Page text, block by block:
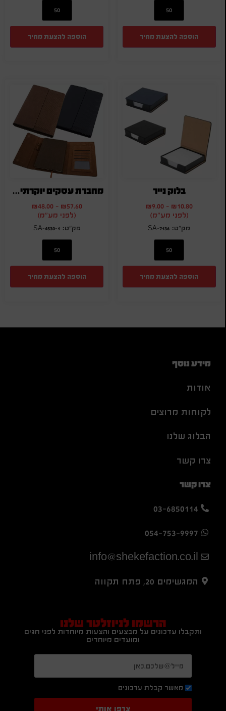
הוספה להצעת מחיר הוספה להצעת מחיר
בלוק נייר
₪10.80
-
₪9.00
(לפני מע"מ)
SA-7136
הוספה להצעת מחיר
מחברת עסקים יוקרתית לפרסום
₪57.60
-
₪48.00
(לפני מע"מ)
SA-4530-1
הוספה להצעת מחיר
מידע נוסף
אודות
לקוחות מרוצים
הבלוג שלנו
צרו קשר
צרו קשר
03-6850114
054-753-9997
info@shekefaction.co.il
המגשימים 20, פתח תקווה
הרשמו לניוזלטר שלנו
ותקבלו עדכונים על מבצעים והצעות מיוחדות לפני חגים
ומועדים מיוחדים
מאשר קבלת עדכונים
צרפו אותי